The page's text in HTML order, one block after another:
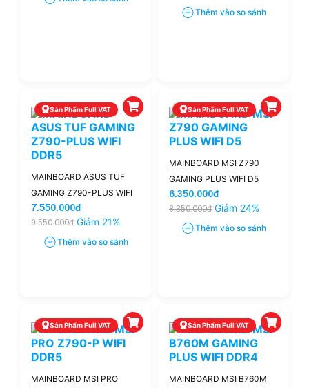
Thêm vào so sánh
Sản Phẩm Full VAT
MAINBOARD ASUS TUF
GAMING Z790-PLUS WIFI
DDR5
7.550.000đ
9.550.000đ Giảm 21%
Thêm vào so sánh
Sản Phẩm Full VAT
MAINBOARD MSI Z790
GAMING PLUS WIFI D5
6.350.000đ
8.350.000đ Giảm 24%
Thêm vào so sánh
Sản Phẩm Full VAT
MAINBOARD MSI PRO
Sản Phẩm Full VAT
MAINBOARD MSI B760M